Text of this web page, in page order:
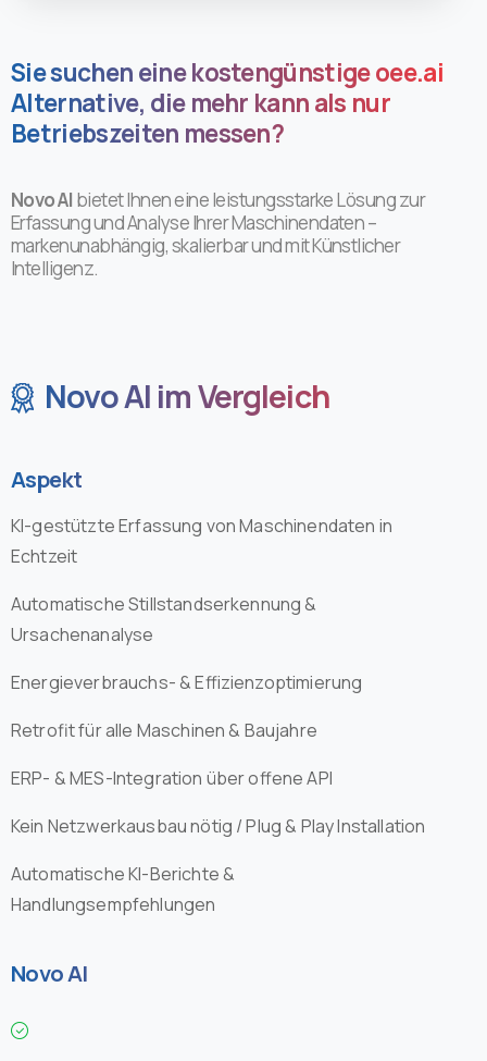
Sie suchen eine kostengünstige oee.ai
Alternative, die mehr kann als nur
Betriebszeiten messen?
Novo AI bietet Ihnen eine leistungsstarke Lösung zur
Erfassung und Analyse Ihrer Maschinendaten –
markenunabhängig, skalierbar und mit Künstlicher
Intelligenz.
Novo AI im Vergleich
Aspekt
KI-gestützte Erfassung von Maschinendaten in
Echtzeit
Automatische Stillstandserkennung &
Ursachenanalyse
Energieverbrauchs- & Effizienzoptimierung
Retrofit für alle Maschinen & Baujahre
ERP- & MES-Integration über offene API
Kein Netzwerkausbau nötig / Plug & Play Installation
Automatische KI-Berichte &
Handlungsempfehlungen
Novo AI